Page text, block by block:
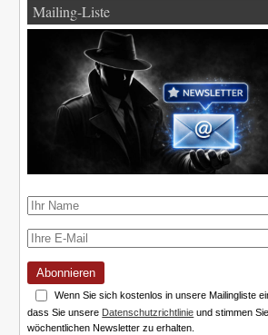
Mailing-Liste
Abonnieren
Wenn Sie sich kostenlos in unsere Mailingliste
dass Sie unsere Datenschutzrichtlinie und stimmen
wöchentlichen Newsletter zu erhalten.